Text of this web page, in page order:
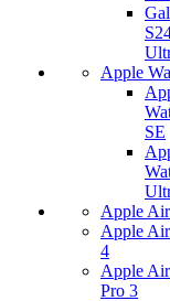
Apple
SE
Apple
Apple
4
Apple
Pro 3